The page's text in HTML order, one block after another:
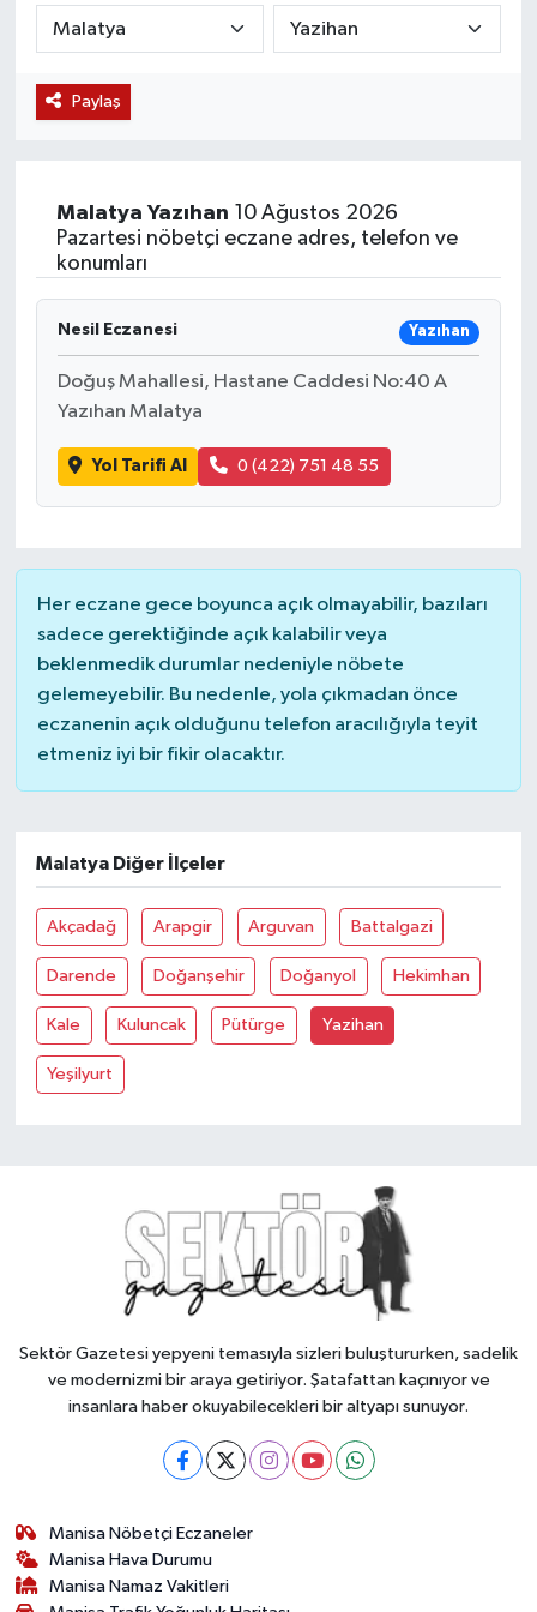
Paylaş
Malatya Yazıhan 10 Ağustos 2026
Pazartesi nöbetçi eczane adres, telefon ve
konumları
Nesil Eczanesi Yazıhan
Doğuş Mahallesi, Hastane Caddesi No:40 A
Yazıhan Malatya
Yol Tarifi Al 0 (422) 751 48 55
Her eczane gece boyunca açık olmayabilir, bazıları
sadece gerektiğinde açık kalabilir veya
beklenmedik durumlar nedeniyle nöbete
gelemeyebilir. Bu nedenle, yola çıkmadan önce
eczanenin açık olduğunu telefon aracılığıyla teyit
etmeniz iyi bir fikir olacaktır.
Malatya Diğer İlçeler
Akçadağ Arapgir Arguvan Battalgazi
Darende Doğanşehir Doğanyol Hekimhan
Kale Kuluncak Pütürge Yazihan
Yeşilyurt
Sektör Gazetesi yepyeni temasıyla sizleri buluştururken, sadelik
ve modernizmi bir araya getiriyor. Şatafattan kaçınıyor ve
insanlara haber okuyabilecekleri bir altyapı sunuyor.
Manisa Nöbetçi Eczaneler
Manisa Hava Durumu
Manisa Namaz Vakitleri
KÜLTÜR SANAT
YAŞAM
SARIGÖL
SARUHANLI
KIRKAĞAÇ
GÖRDES
KÖPRÜBAŞI
KÖPRÜBAŞI
KULA
SARIGÖL
SELENDİ
SOMA
EKONOMİ
EĞİTİM
SPOR
BİLİM VE TEKNOLOJİ
YAZARLAR
MANİSA'YI KEŞFET
TÜRKİYE'DE TREND HABERLER
ÖZEL HABER